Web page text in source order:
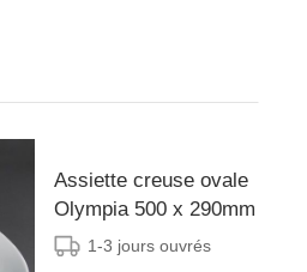
Assiette creuse ovale
Olympia 500 x 290mm
1-3 jours ouvrés